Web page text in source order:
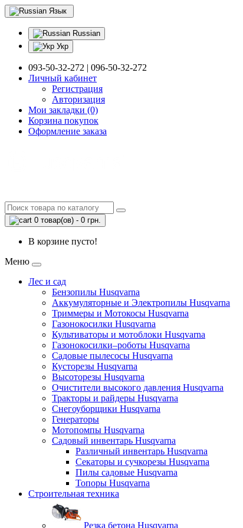
Язык
Russian
Укр
093-50-32-272 | 096-50-32-272
Личный кабинет
Регистрация
Авторизация
Мои закладки (0)
Корзина покупок
Оформление заказа
0 товар(ов) - 0 грн.
В корзине пусто!
Меню
Лес и сад
Бензопилы Husqvarna
Аккумуляторные и Электропилы Нusqvarna
Триммеры и Мотокосы Нusqvarna
Газонокосилки Husqvarna
Культиваторы и мотоблоки Husqvarna
Газонокосилки–роботы Husqvarna
Садовые пылесосы Husqvarna
Кусторезы Husqvarna
Высоторезы Husqvarna
Очистители высокого давления Husqvarna
Тракторы и райдеры Husqvarna
Снегоуборщики Husqvarna
Генераторы
Мотопомпы Husqvarna
Садовый инвентарь Husqvarna
Различный инвентарь Husqvarna
Секаторы и сучкорезы Husqvarna
Пилы садовые Husqvarna
Топоры Husqvarna
Строительная техника
Резка бетона Husqvarna